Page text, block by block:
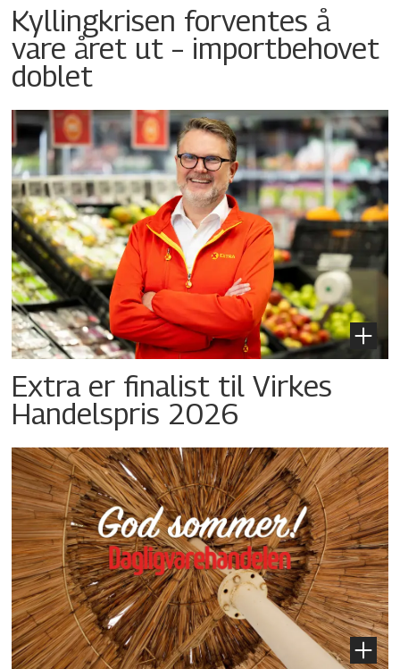
Kyllingkrisen forventes å
vare året ut – importbehovet
doblet
Extra er finalist til Virkes
Handelspris 2026